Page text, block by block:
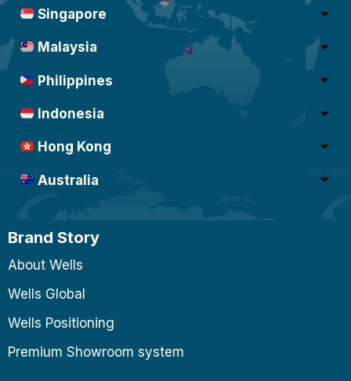
Singapore
Malaysia
Philippines
Indonesia
Hong Kong
Australia
Brand Story
About Wells
Wells Global
Wells Positioning
Premium Showroom system